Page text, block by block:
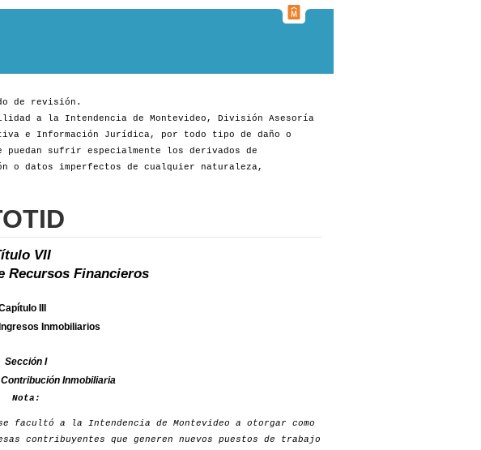
de revisión.
a la Intendencia de Montevideo, División Asesoría
e Información Jurídica, por todo tipo de daño o
sufrir especialmente los derivados de
datos imperfectos de cualquier naturaleza,
VII
Recursos Financieros
III
Inmobiliarios
Sección I
Inmobiliaria
Nota:
facultó a la Intendencia de Montevideo a otorgar como
contribuyentes que generen nuevos puestos de trabajo